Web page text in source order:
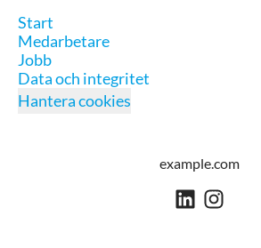
Start
Medarbetare
Jobb
Data och integritet
Hantera cookies
example.com